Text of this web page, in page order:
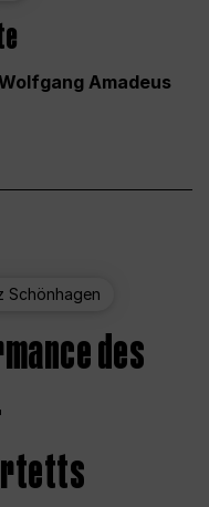
Amadeus
Schönhagen
des